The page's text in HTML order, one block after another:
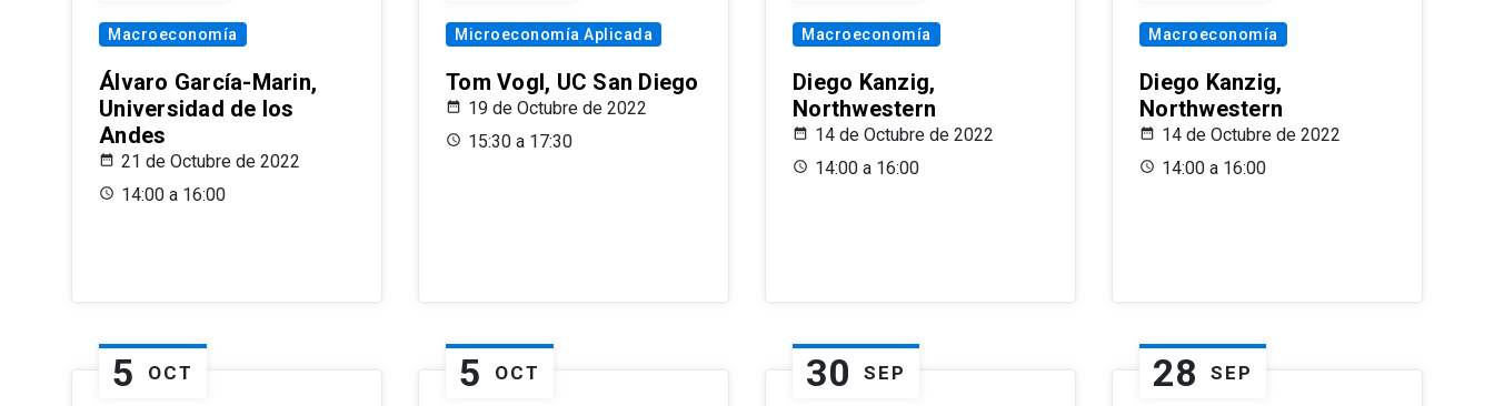
Macroeconomía
Álvaro García-Marin,
Universidad de los
Andes
21 de Octubre de 2022
14:00 a 16:00
Microeconomía Aplicada
Tom Vogl, UC San Diego
19 de Octubre de 2022
15:30 a 17:30
Macroeconomía
Diego Kanzig,
Northwestern
14 de Octubre de 2022
14:00 a 16:00
Macroeconomía
Diego Kanzig,
Northwestern
14 de Octubre de 2022
14:00 a 16:00
5 OCT 5 OCT 30 SEP 28 SEP